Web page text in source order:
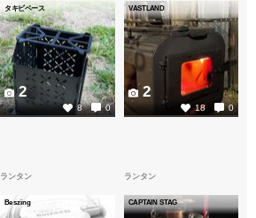
タキビベース
8 0
2
VASTLAND
18 0
2
ランタン
Beszing
ランタン
CAPTAIN STAG